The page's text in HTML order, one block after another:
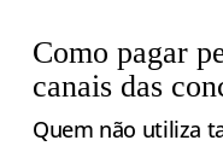
Como pagar
canais das
Quem não utiliza